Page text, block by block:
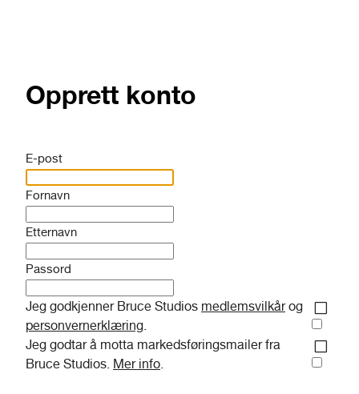
Opprett konto
E-post
Fornavn
Etternavn
Passord
Jeg godkjenner Bruce Studios medlemsvilkårog
personvernerklæring.
Jeg godtar å motta markedsføringsmailer fra
Bruce Studios. Mer info.